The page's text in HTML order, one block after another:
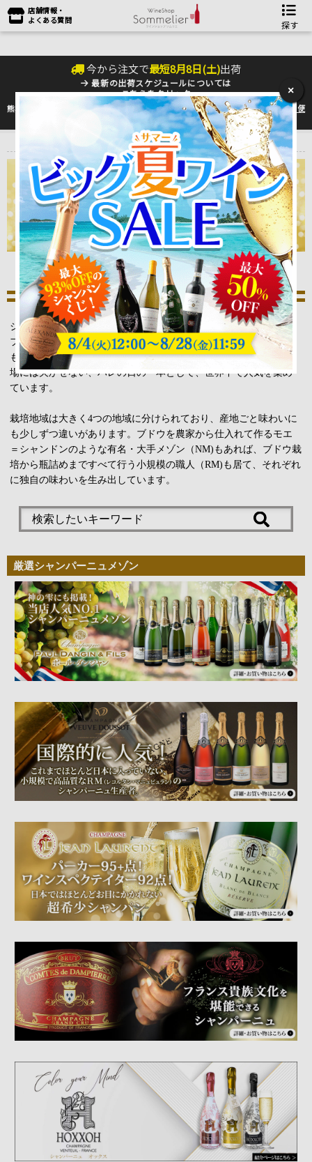
店舗情報・
よくある質問
探す
今から注文で最短8月8日(土)出荷
最新の出荷スケジュールについては
こちらをクリック
熊本地震の影響により九州への配送に遅れが生じております。最新情報は佐川急便
のHP
をご確認下さい。
産地で探す ＞ フランス ＞シャンパーニュ
シャンパーニュ
ソムリエ厳選おすすめワイン
シャンパンは、フランス・シャンパーニュ地方で造られ、 かつ、
フランスのワインの法律（AOC法）に規定された条件を満たした
もののみ名乗ることができる発泡性ワインの名称です。華やかな
場には欠かせない、ハレの日の一本として、世界中で人気を集め
ています。
栽培地域は大きく4つの地域に分けられており、産地ごと味わいに
も少しずつ違いがあります。ブドウを農家から仕入れて作るモエ
＝シャンドンのような有名・大手メゾン（NM)もあれば、ブドウ栽
培から瓶詰めまですべて行う小規模の職人（RM)も居て、それぞれ
に独自の味わいを生み出しています。
厳選シャンパーニュメゾン
×